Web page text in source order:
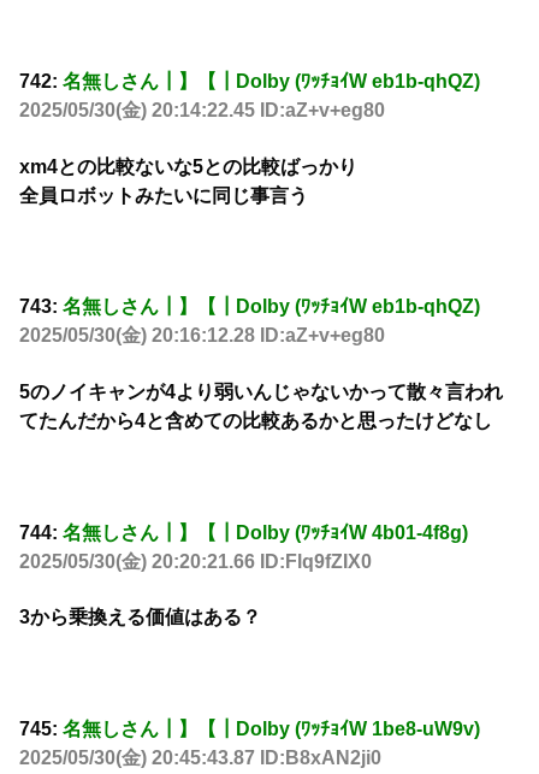
742: 名無しさん┃】【┃Dolby (ﾜｯﾁｮｲW eb1b-qhQZ)
2025/05/30(金) 20:14:22.45 ID:aZ+v+eg80
xm4との比較ないな5との比較ばっかり
全員ロボットみたいに同じ事言う
743: 名無しさん┃】【┃Dolby (ﾜｯﾁｮｲW eb1b-qhQZ)
2025/05/30(金) 20:16:12.28 ID:aZ+v+eg80
5のノイキャンが4より弱いんじゃないかって散々言われ
てたんだから4と含めての比較あるかと思ったけどなし
744: 名無しさん┃】【┃Dolby (ﾜｯﾁｮｲW 4b01-4f8g)
2025/05/30(金) 20:20:21.66 ID:Flq9fZIX0
3から乗換える価値はある？
745: 名無しさん┃】【┃Dolby (ﾜｯﾁｮｲW 1be8-uW9v)
2025/05/30(金) 20:45:43.87 ID:B8xAN2ji0